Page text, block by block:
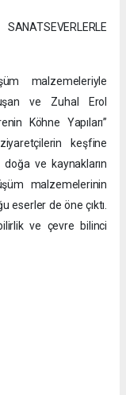
malzemeleriyle
ve Zuhal Erol
Köhne Yapıları”
keşfine
ve kaynakların
malzemelerinin
eserler de öne çıktı.
ve çevre bilinci